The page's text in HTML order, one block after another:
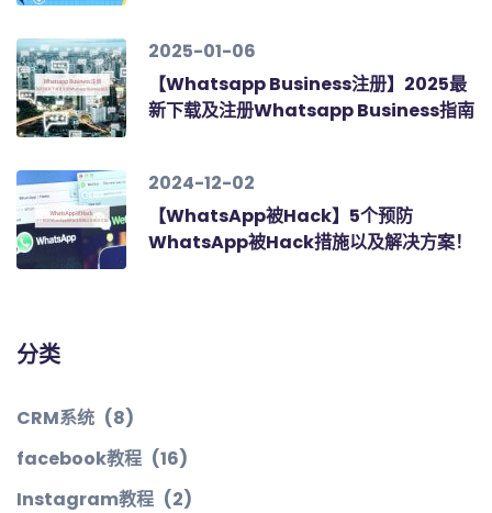
2025-01-06
【Whatsapp Business注册】2025最
新下载及注册Whatsapp Business指南
2024-12-02
【WhatsApp被Hack】5个预防
WhatsApp被Hack措施以及解决方案！
分类
CRM系统 (8)
facebook教程 (16)
Instagram教程 (2)